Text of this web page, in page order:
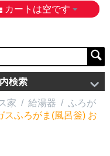
カートは空です
検索
家 / 給湯器 / ふろが
スふろがま(風呂釡) お